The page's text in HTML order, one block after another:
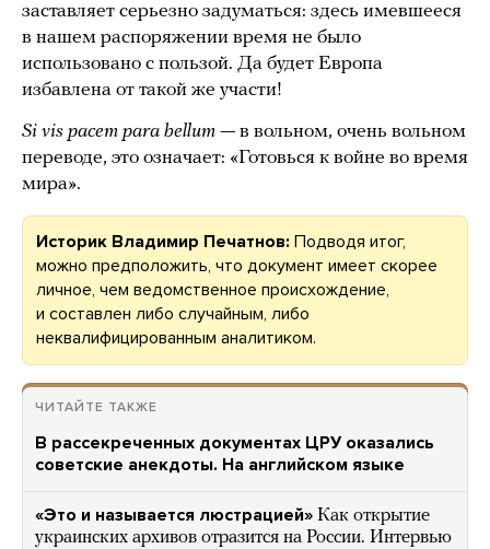
заставляет серьезно задуматься: здесь имевшееся
в нашем распоряжении время не было
использовано с пользой. Да будет Европа
избавлена от такой же участи!
Si vis pacem para bellum — в вольном, очень вольном
переводе, это означает: «Готовься к войне во время
мира».
Историк Владимир Печатнов: Подводя итог,
можно предположить, что документ имеет скорее
личное, чем ведомственное происхождение,
и составлен либо случайным, либо
неквалифицированным аналитиком.
ЧИТАЙТЕ ТАКЖЕ
В рассекреченных документах ЦРУ оказались
советские анекдоты. На английском языке
«Это и называется люстрацией» Как открытие
украинских архивов отразится на России. Интервью